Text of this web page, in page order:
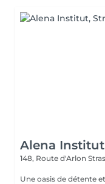
Alena Institut
148, Route d'Arlon
Une oasis de détente